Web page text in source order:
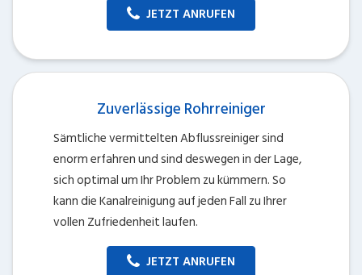
JETZT ANRUFEN
Zuverlässige Rohrreiniger
Sämtliche vermittelten Abflussreiniger sind
enorm erfahren und sind deswegen in der Lage,
sich optimal um Ihr Problem zu kümmern. So
kann die Kanalreinigung auf jeden Fall zu Ihrer
vollen Zufriedenheit laufen.
JETZT ANRUFEN